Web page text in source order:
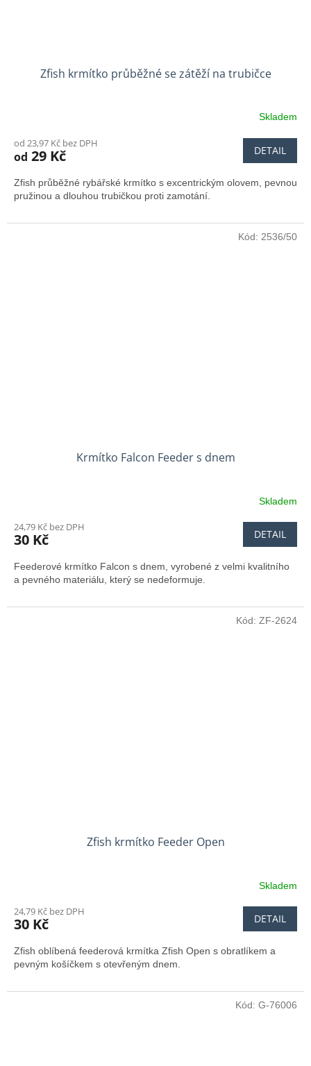
Zfish krmítko průběžné se zátěží na trubičce
Skladem
od 23,97 Kč bez DPH
od 29 Kč DETAIL
Zfish průběžné rybářské krmítko s excentrickým olovem, pevnou
pružinou a dlouhou trubičkou proti zamotání.
Krmítko Falcon Feeder s dnem
Skladem
24,79 Kč bez DPH
30 Kč DETAIL
Feederové krmítko Falcon s dnem, vyrobené z velmi kvalitního
a pevného materiálu, který se nedeformuje.
Kód: 2536/50
Zfish krmítko Feeder Open
Skladem
24,79 Kč bez DPH
30 Kč DETAIL
Zfish oblíbená feederová krmítka Zfish Open s obratlíkem a
pevným košíčkem s otevřeným dnem.
Kód: ZF-2624
Kód: G-76006